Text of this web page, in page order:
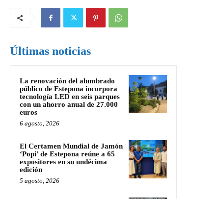
Últimas noticias
La renovación del alumbrado
público de Estepona incorpora
tecnología LED en seis parques
con un ahorro anual de 27.000
euros
6 agosto, 2026
El Certamen Mundial de Jamón
‘Popi’ de Estepona reúne a 65
expositores en su undécima
edición
5 agosto, 2026